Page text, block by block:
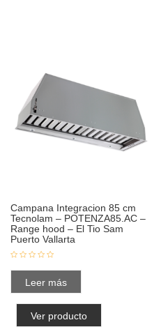
Campana Integracion 85 cm
Tecnolam – POTENZA85.AC –
Range hood – El Tio Sam
Puerto Vallarta
Leer más
Ver producto